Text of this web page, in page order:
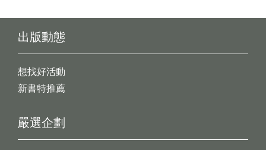
出版動態
想找好活動
新書特推薦
嚴選企劃